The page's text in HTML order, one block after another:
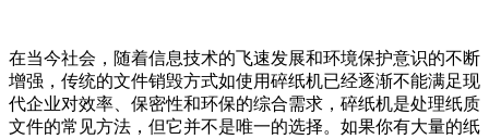
在当今社会，随着信息技术的飞速发展和环境保护意识的不断
增强，传统的文件销毁方式如使用碎纸机已经逐渐不能满足现
代企业对效率、保密性和环保的综合需求，碎纸机是处理纸质
文件的常见方法，但它并不是唯一的选择。如果你有大量的纸